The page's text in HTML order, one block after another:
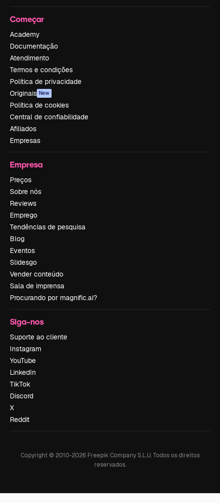
Começar
Academy
Documentação
Atendimento
Termos e condições
Política de privacidade
Originais New
Política de cookies
Central de confiabilidade
Afiliados
Empresas
Empresa
Preços
Sobre nós
Reviews
Emprego
Tendências de pesquisa
Blog
Eventos
Slidesgo
Vender conteúdo
Sala de imprensa
Procurando por magnific.ai?
Siga-nos
Suporte ao cliente
Instagram
YouTube
LinkedIn
TikTok
Discord
X
Reddit
Copyright © 2010-2026Freepik Company S.L.U. Todos os direitos
reservados.